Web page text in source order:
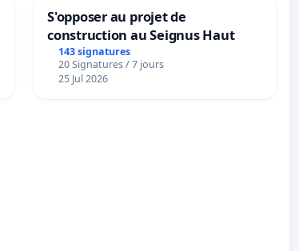
S'opposer au projet de
construction au Seignus Haut
143 signatures
20 Signatures / 7 jours
25 Jul 2026